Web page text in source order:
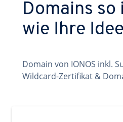
Domains
wie Ihre
Domain von IONOS inkl.
Wildcard-Zertifikat &